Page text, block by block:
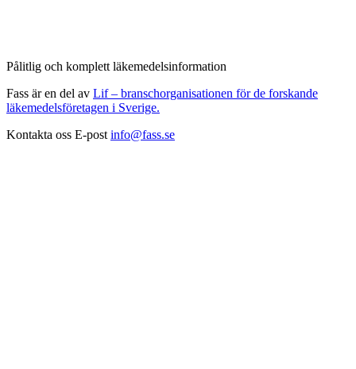
Pålitlig och komplett läkemedelsinformation
Fass är en del av Lif – branschorganisationen för de forskande
läkemedelsföretagen i Sverige.
Kontakta oss E-post info@fass.se